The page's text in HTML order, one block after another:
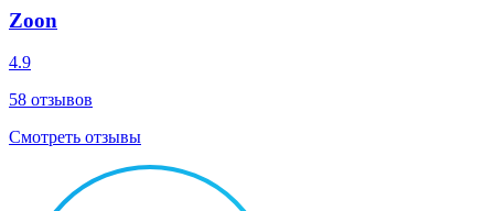
Zoon
4.9
58 отзывов
Смотреть отзывы